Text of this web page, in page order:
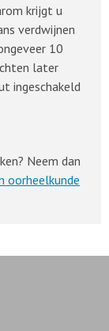
krijgt u
verdwijnen
10
later
ingeschakeld
Neem dan
oorheelkunde